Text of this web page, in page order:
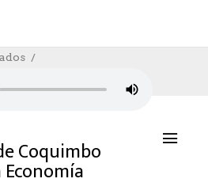
Potencia La
,SOCIAL
27/05/2023
Coquimbo